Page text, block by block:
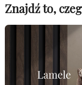
Znajdź to,